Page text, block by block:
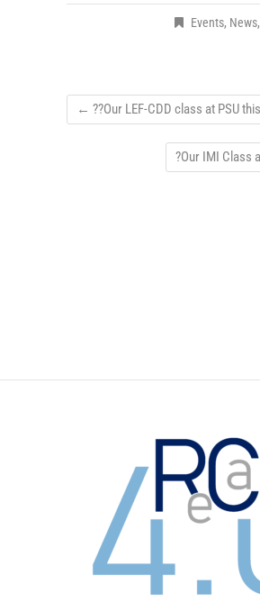
Events, News,
← ??Our LEF-CDD class at PSU
?Our IMI Class